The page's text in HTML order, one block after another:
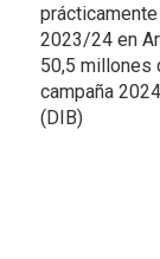
2023/24 en
50,5 millones
campaña
(DIB)